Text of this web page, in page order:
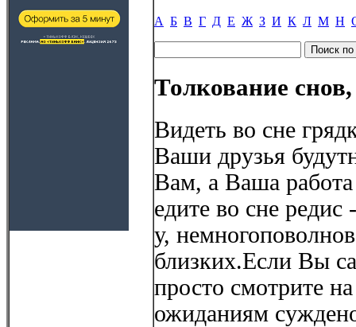
А Б В Г Д Е Ж З И К Л М Н
Толкование
Видеть во сне
Ваши друзья
Вам, а Ваша
едите во сне редис
у,
близких.Если Вы
просто смотрите
ожиданиям